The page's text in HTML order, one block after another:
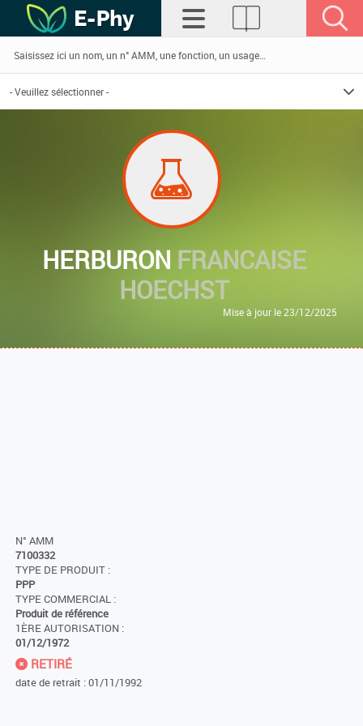
HERBURON FRANCAISE
HOECHST
Mise à jour le 23/12/2025
N° AMM
7100332
TYPE DE PRODUIT :
PPP
TYPE COMMERCIAL :
Produit de référence
1ÈRE AUTORISATION :
01/12/1972
RETIRÉ
date de retrait : 01/11/1992